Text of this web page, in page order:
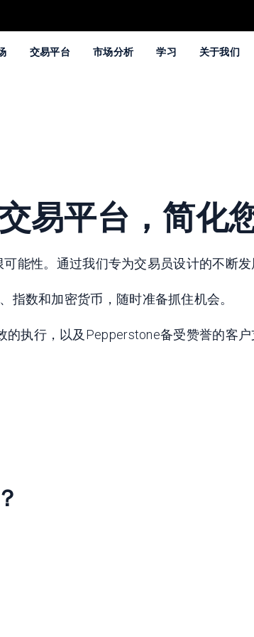
交易平台 市场分析 学习 关于我们
平台，简化
能性。通过我们专为交易员设计的不断
指数和加密货币，随时准备抓住机会。
执行，以及Pepperstone备受赞誉的客